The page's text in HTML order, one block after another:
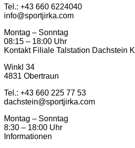
Tel.: ‭+43 660 6224040‬
info@sportjirka.com
Montag – Sonntag
08:15 – 18:00 Uhr
Kontakt Filiale Talstation Dachstein
Winkl 34
4831 Obertraun
Tel.: ‭+43 660 225 77 53
dachstein@sportjirka.com
Montag – Sonntag
8:30 – 18:00 Uhr
Informationen